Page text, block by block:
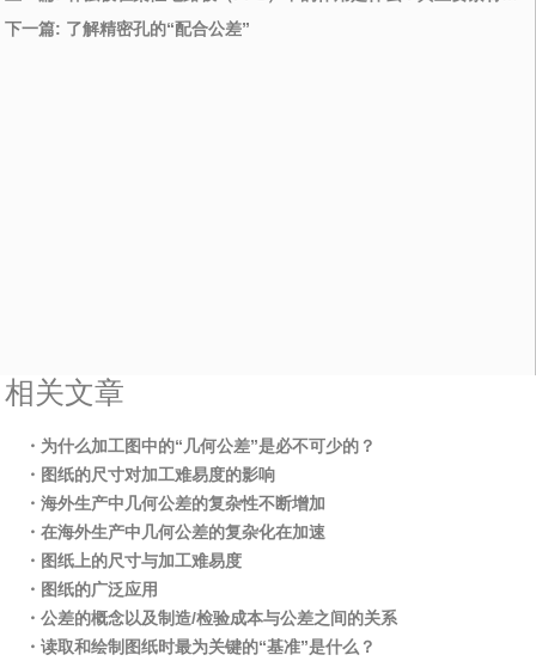
下一篇: 了解精密孔的“配合公差”
相关文章
・为什么加工图中的“几何公差”是必不可少的？
・图纸的尺寸对加工难易度的影响
・海外生产中几何公差的复杂性不断增加
・在海外生产中几何公差的复杂化在加速
・图纸上的尺寸与加工难易度
・图纸的广泛应用
・公差的概念以及制造/检验成本与公差之间的关系
・读取和绘制图纸时最为关键的“基准”是什么？